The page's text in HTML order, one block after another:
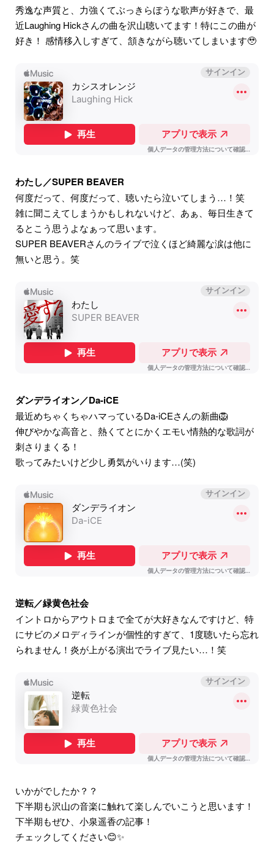
秀逸な声質と、力強くてぶっきらぼうな歌声が好きで、最
近Laughing Hickさんの曲を沢山聴いてます！特にこの曲が
好き！ 感情移入しすぎて、頷きながら聴いてしまいます🥹
わたし／SUPER BEAVER
何度だって、何度だって、聴いたら泣いてしまう…！笑
雑に聞こえてしまうかもしれないけど、あぁ、毎日生きて
るとこう思うよなぁって思います。
SUPER BEAVERさんのライブで泣くほど綺麗な涙は他に
無いと思う。笑
ダンデライオン／Da-iCE
最近めちゃくちゃハマっているDa-iCEさんの新曲🦁
伸びやかな高音と、熱くてとにかくエモい情熱的な歌詞が
刺さりまくる！
歌ってみたいけど少し勇気がいります…(笑)
逆転／緑黄色社会
イントロからアウトロまで全てが大好きなんですけど、特
にサビのメロディラインが個性的すぎて、1度聴いたら忘れ
られません！炎が上がる演出でライブ見たい…！笑
いかがでしたか？？
下半期も沢山の音楽に触れて楽しんでいこうと思います！
下半期もぜひ、小泉遥香の記事！
チェックしてください😊✨